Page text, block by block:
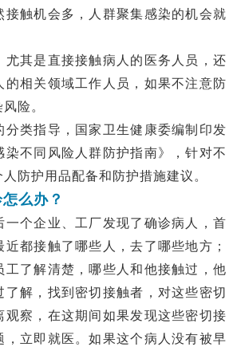
接触机会多，人群聚集感染的机会就
尤其是直接接触病人的医务人员，还
的相关领域工作人员，如果不注意防
险。
分类指导，国家卫生健康委编制印发
染不同风险人群防护指南》，针对不
防护用品配备和防护措施建议。
么办？
一个企业、工厂发现了确诊病人，首
都接触了哪些人，去了哪些地方；
工了解清楚，哪些人和他接触过，他
解，找到密切接触者，对这些密切
观察，在这期间如果发现这些密切接
，立即就医。如果这个病人没有被早